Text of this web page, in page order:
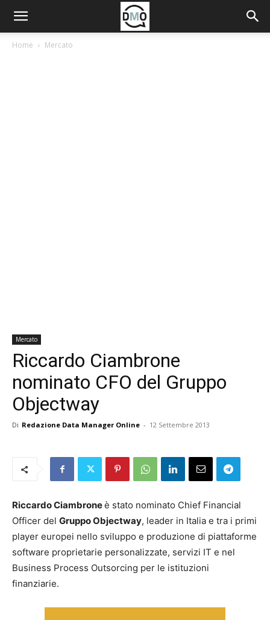
Home Mercato
Mercato
Riccardo Ciambrone
nominato CFO del Gruppo
Objectway
Di Redazione Data Manager Online - 12 Settembre 2013
Riccardo Ciambroneè stato nominato Chief Financial
Officer del Gruppo Objectway, leader in Italia e tra i primi
player europei nello sviluppo e produzione di piattaforme
software proprietarie personalizzate, servizi IT e nel
Business Process Outsorcing per le istituzioni
finanziarie.